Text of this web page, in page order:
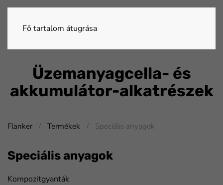
Fő tartalom átugrása
Üzemanyagcella- és
akkumulátor-alkatrészek
Flanker Termékek Speciális anyagok
Speciális anyagok
Kompozitgyanták